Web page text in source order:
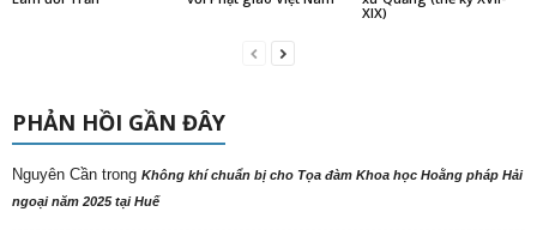
XIX)
PHẢN HỒI GẦN ĐÂY
Nguyên Cần trong Không khí chuẩn bị cho Tọa đàm Khoa học Hoằng pháp Hải
ngoại năm 2025 tại Huế